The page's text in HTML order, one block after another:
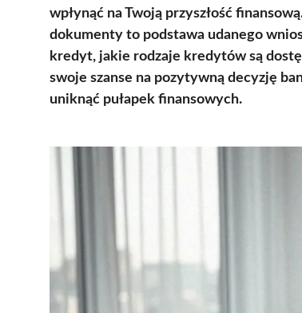
wpłynąć na Twoją przyszłość
dokumenty to podstawa udanego
kredyt, jakie rodzaje kredytów są
swoje szanse na pozytywną decyzję
uniknąć pułapek finansowych.